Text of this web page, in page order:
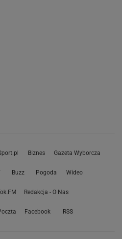
Biznes Gazeta Wyborcza
Buzz Pogoda Wideo
Redakcja - O Nas
Facebook RSS